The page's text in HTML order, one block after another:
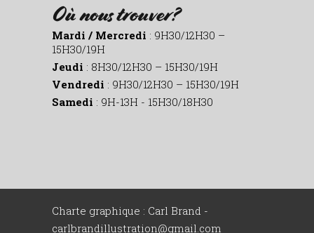
Où nous trouver?
Mardi / Mercredi : 9H30/12H30 –
15H30/19H
Jeudi : 8H30/12H30 – 15H30/19H
Vendredi : 9H30/12H30 – 15H30/19H
Samedi : 9H-13H - 15H30/18H30
Charte graphique : Carl Brand -
carlbrandillustration@gmail.com